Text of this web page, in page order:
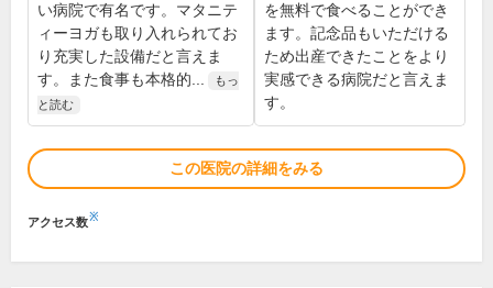
い病院で有名です。マタニテ
ィーヨガも取り入れられてお
り充実した設備だと言えま
す。また食事も本格的...
もっ
と読む
を無料で食べることができ
ます。記念品もいただける
ため出産できたことをより
実感できる病院だと言えま
す。
この医院の詳細をみる
アクセス数※